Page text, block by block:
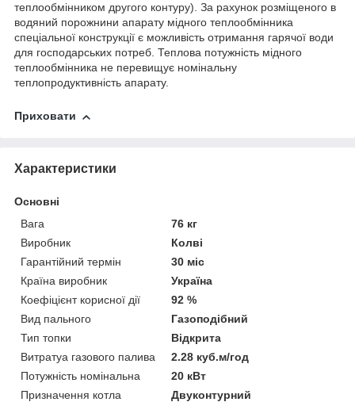
теплообмінником другого контуру). За рахунок розміщеного в
водяний порожнини апарату мідного теплообмінника
спеціальної конструкції є можливість отримання гарячої води
для господарських потреб. Теплова потужність мідного
теплообмінника не перевищує номінальну
теплопродуктивність апарату.
Приховати
Характеристики
Основні
Вага
76 кг
Виробник
Колві
Гарантійний термін
30 міс
Країна виробник
Україна
Коефіцієнт корисної дії
92 %
Вид пального
Газоподібний
Тип топки
Відкрита
Витратуа газового палива
2.28 куб.м/год
Потужність номінальна
20 кВт
Призначення котла
Двуконтурний